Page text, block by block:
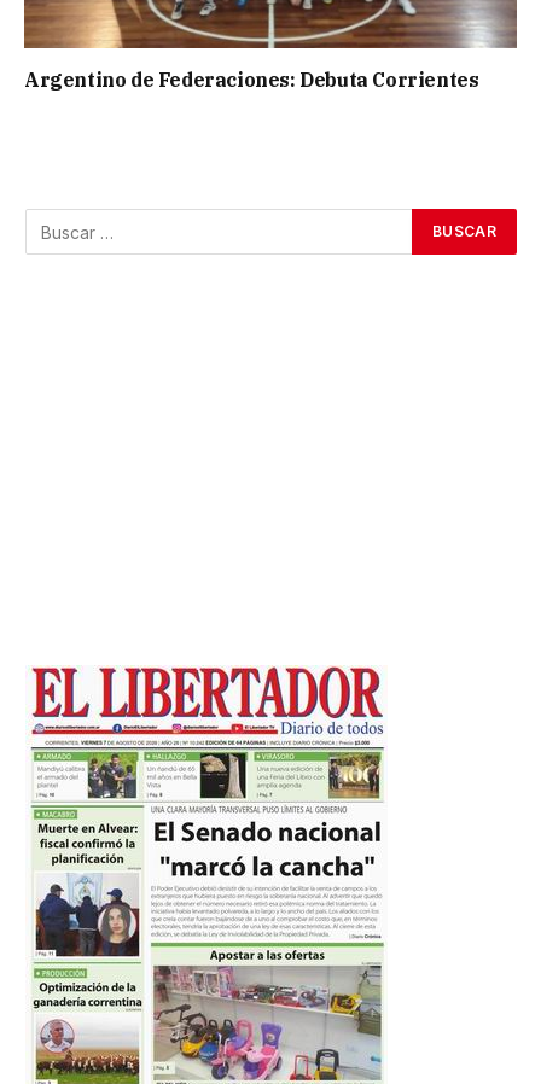
Argentino de Federaciones: Debuta Corrientes